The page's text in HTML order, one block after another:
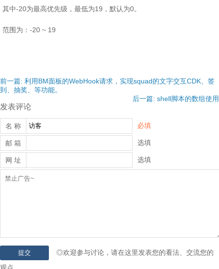
其中-20为最高优先级，最低为19，默认为0。
范围为：-20 ~ 19
前一篇: 利用BM面板的WebHook请求，实现squad的文字交互CDK、签
到、抽奖、等功能。
后一篇: shell脚本的数组使用
发表评论
名 称 必填
邮 箱 选填
网 址 选填
◎欢迎参与讨论，请在这里发表您的看法、交流您的
观点。